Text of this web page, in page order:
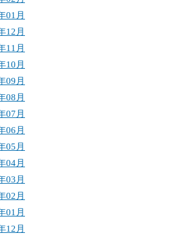
01月
12月
11月
10月
09月
08月
07月
06月
05月
04月
03月
02月
01月
12月